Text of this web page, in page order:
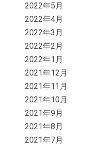
2022年5月
2022年4月
2022年3月
2022年2月
2022年1月
2021年12月
2021年11月
2021年10月
2021年9月
2021年8月
2021年7月